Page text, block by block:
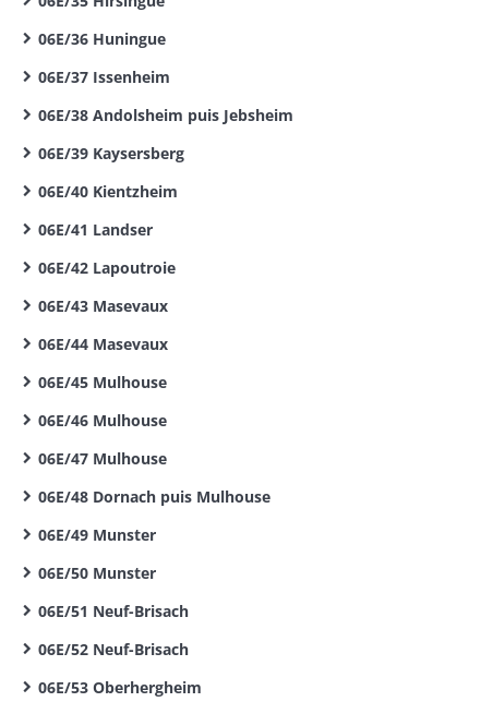
06E/36 Huningue
06E/37 Issenheim
06E/38 Andolsheim puis Jebsheim
06E/39 Kaysersberg
06E/40 Kientzheim
06E/41 Landser
06E/42 Lapoutroie
06E/43 Masevaux
06E/44 Masevaux
06E/45 Mulhouse
06E/46 Mulhouse
06E/47 Mulhouse
06E/48 Dornach puis Mulhouse
06E/49 Munster
06E/50 Munster
06E/51 Neuf-Brisach
06E/52 Neuf-Brisach
06E/53 Oberhergheim